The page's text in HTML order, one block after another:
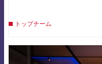
トップチーム